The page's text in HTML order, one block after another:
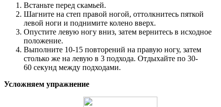
Встаньте перед скамьей.
Шагните на степ правой ногой, оттолкнитесь пяткой
левой ноги и поднимите колено вверх.
Опустите левую ногу вниз, затем вернитесь в исходное
положение.
Выполните 10-15 повторений на правую ногу, затем
столько же на левую в 3 подхода. Отдыхайте по 30-
60 секунд между подходами.
Усложняем упражнение